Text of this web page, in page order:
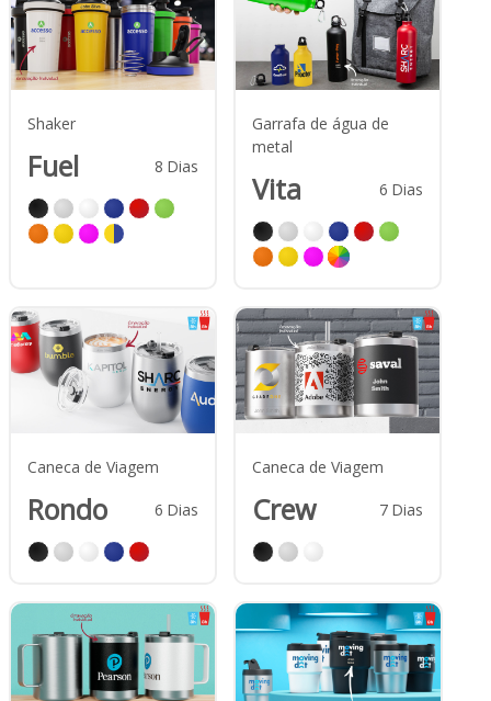
Shaker
Fuel 8 Dias
Garrafa de água de
metal
Vita 6 Dias
Caneca de Viagem
Rondo 6 Dias
Caneca de Viagem
Crew 7 Dias